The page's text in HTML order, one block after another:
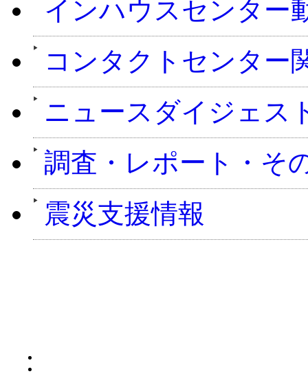
インハウスセンター
コンタクトセンター
ニュースダイジェス
調査・レポート・そ
震災支援情報